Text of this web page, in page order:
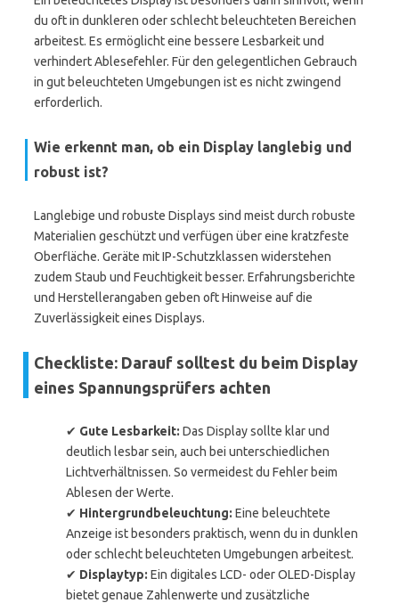
du oft in dunkleren oder schlecht beleuchteten Bereichen
arbeitest. Es ermöglicht eine bessere Lesbarkeit und
verhindert Ablesefehler. Für den gelegentlichen Gebrauch
in gut beleuchteten Umgebungen ist es nicht zwingend
erforderlich.
Wie erkennt man, ob ein Display langlebig und
robust ist?
Langlebige und robuste Displays sind meist durch robuste
Materialien geschützt und verfügen über eine kratzfeste
Oberfläche. Geräte mit IP-Schutzklassen widerstehen
zudem Staub und Feuchtigkeit besser. Erfahrungsberichte
und Herstellerangaben geben oft Hinweise auf die
Zuverlässigkeit eines Displays.
Checkliste: Darauf solltest du beim Display
eines Spannungsprüfers achten
✔ Gute Lesbarkeit: Das Display sollte klar und
deutlich lesbar sein, auch bei unterschiedlichen
Lichtverhältnissen. So vermeidest du Fehler beim
Ablesen der Werte.
✔ Hintergrundbeleuchtung: Eine beleuchtete
Anzeige ist besonders praktisch, wenn du in dunklen
oder schlecht beleuchteten Umgebungen arbeitest.
✔ Displaytyp: Ein digitales LCD- oder OLED-Display
bietet genaue Zahlenwerte und zusätzliche